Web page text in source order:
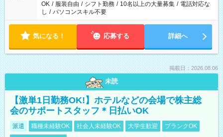
OK / 服装自由 / シフト勤務 / 10名以上の大量募集 / 電話対応な
し / パソコンスキル不要
気になる！ 応募する 詳細へ
掲載日：2026.08.06
未読
【激単1日勤務OK!】ホテルなどの会場で株主総
会のサポートスタッフ＊日払いOK
派遣 職種未経験OK 社会人未経験OK 大学生歓迎
ブランクOK